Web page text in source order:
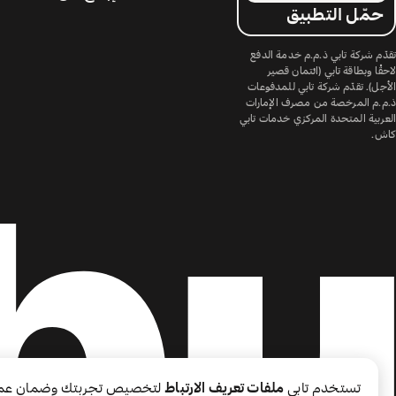
حمّل التطبيق
تقدّم شركة تابي ذ.م.م خدمة الدفع
لاحقًا وبطاقة تابي (ائتمان قصير
الأجل). تقدّم شركة تابي للمدفوعات
ذ.م.م المرخصة من مصرف الإمارات
العربية المتحدة المركزي خدمات تابي
كاش.
تستخدم تابي ملفات تعريف الارتباطلتخصيص تجربتك وضمان